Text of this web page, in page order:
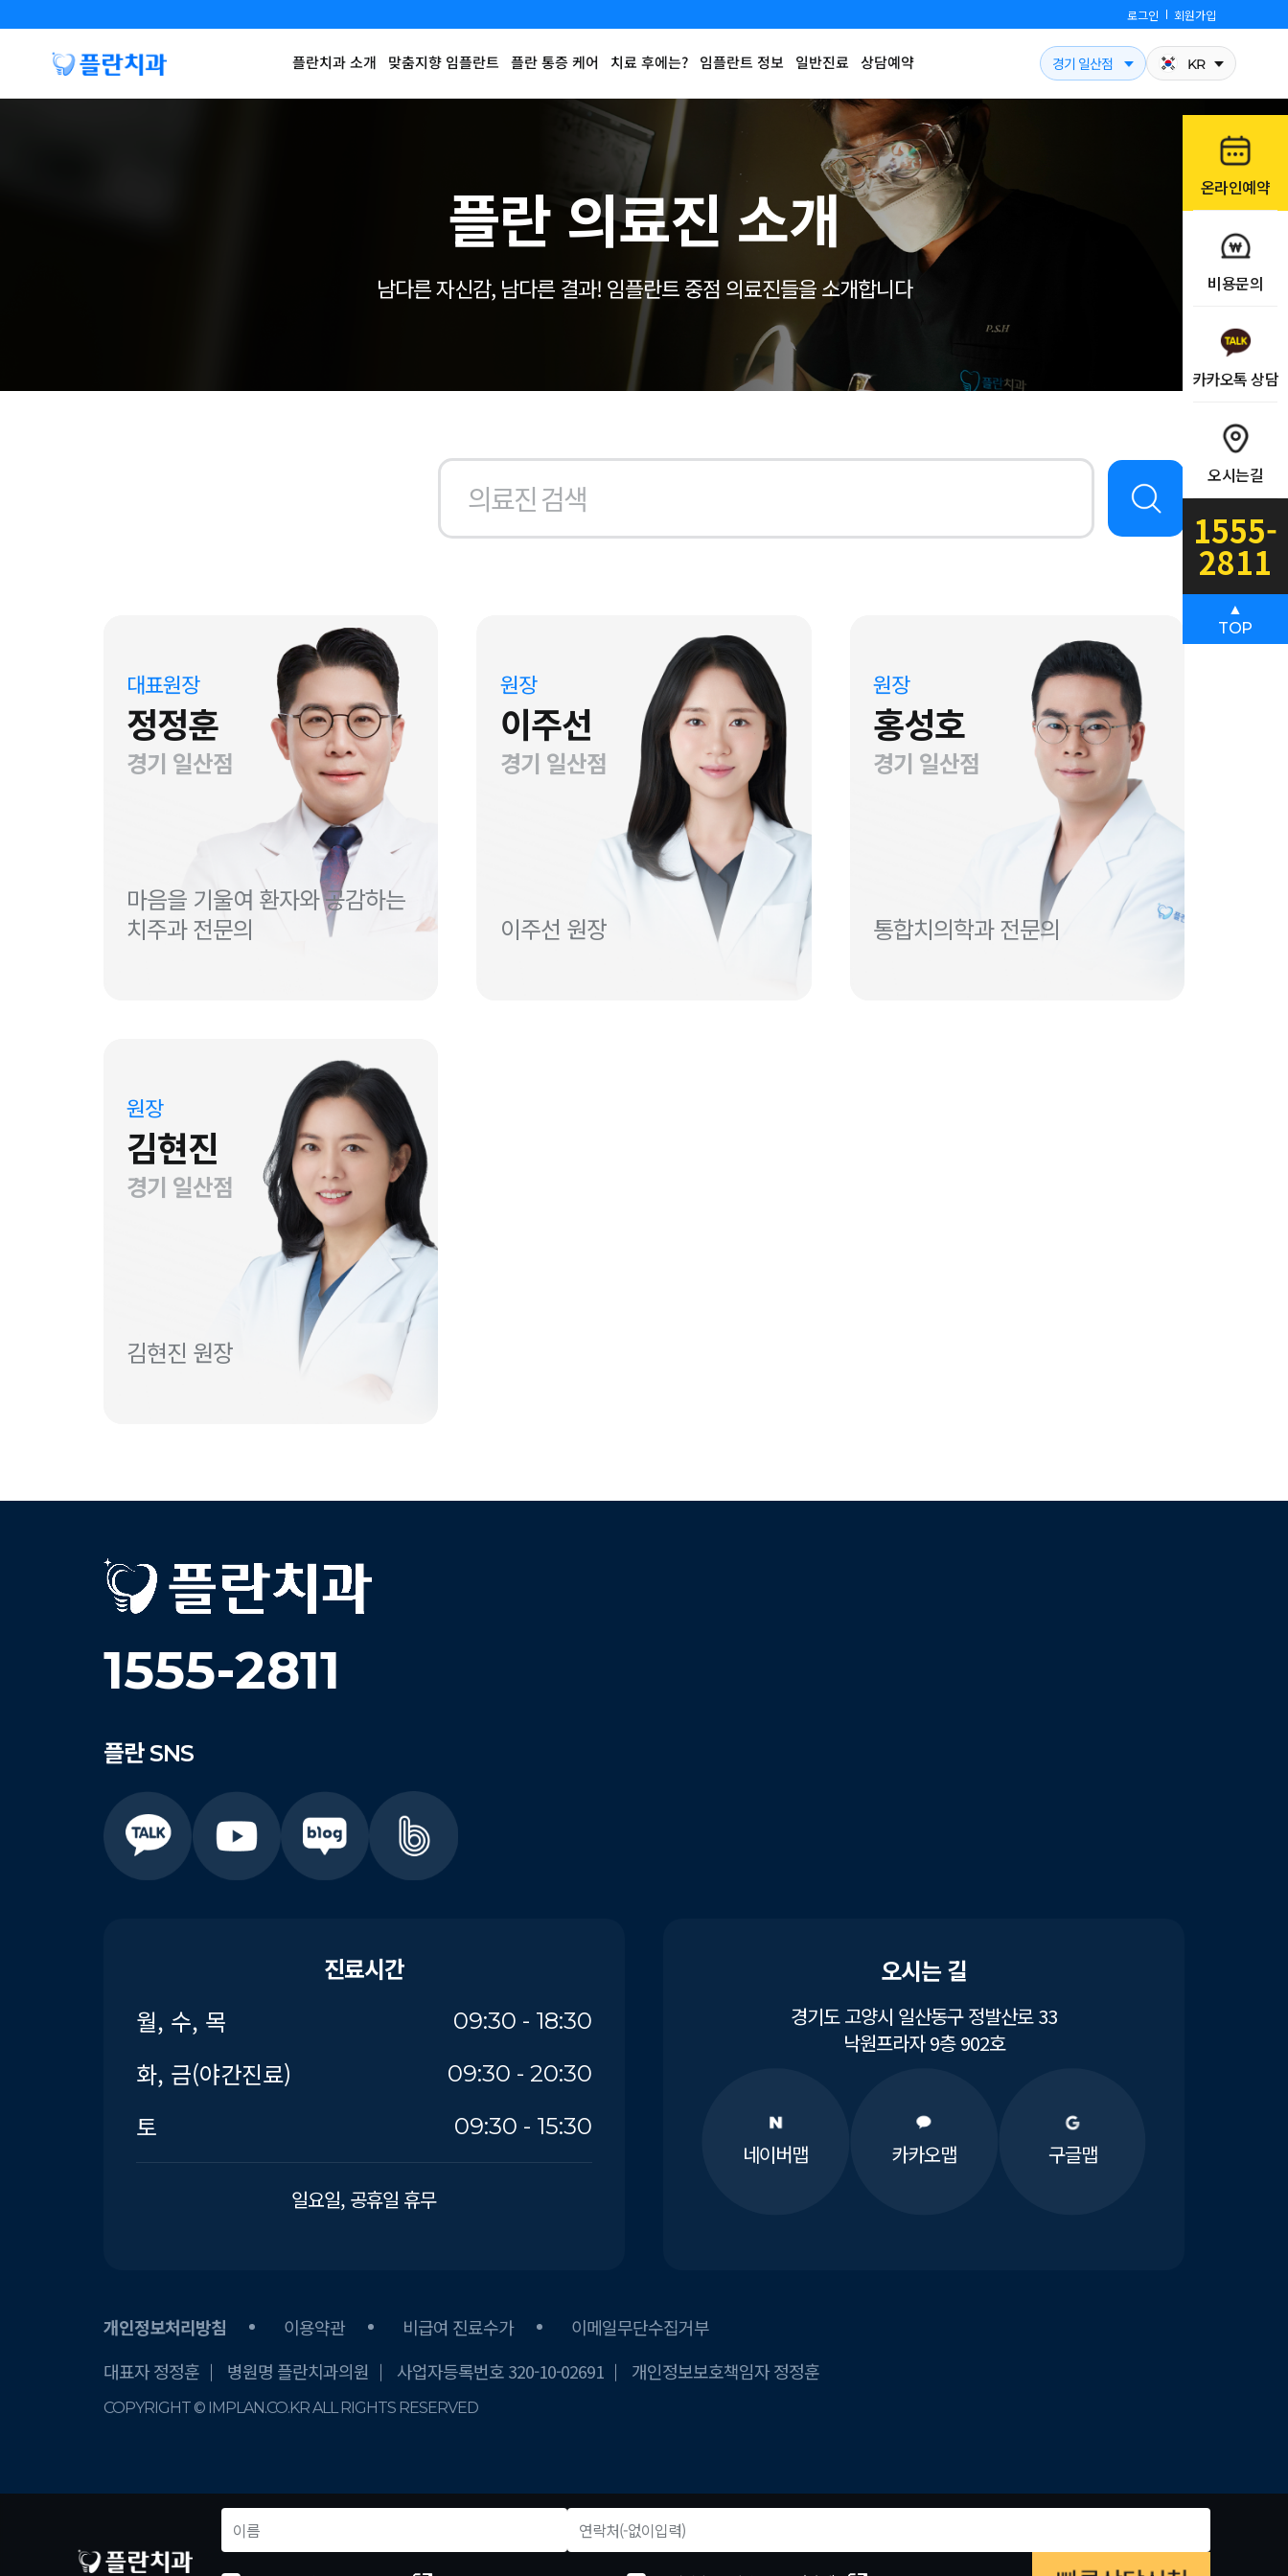
로그인 회원가입
플란치과 소개 맞춤지향 임플란트 플란 통증 케어 치료 후에는? 임플란트 정보 일반진료 상담예약 경기 일산점 KR
플란 의료진 소개
남다른 자신감, 남다른 결과! 임플란트 중점 의료진들을 소개합니다
대표원장
정정훈
경기 일산점
마음을 기울여 환자와 공감하는
치주과 전문의
원장
이주선
경기 일산점
이주선 원장
원장
홍성호
경기 일산점
통합치의학과 전문의
원장
김현진
경기 일산점
김현진 원장
1555-2811
플란SNS
진료시간
월, 수, 목
09:30 - 18:30
화, 금(야간진료) 09:30 - 20:30
토 09:30 - 15:30
일요일, 공휴일 휴무
오시는 길
경기도 고양시 일산동구 정발산로 33
낙원프라자 9층 902호
네이버맵 카카오맵 구글맵
개인정보처리방침 이용약관 비급여 진료수가
이메일무단수집거부
대표자 정정훈
병원명 플란치과의원 사업자등록번호 320-10-02691 개인정보보호책임자 정정훈
COPYRIGHT © IMPLAN.CO.KR ALL RIGHTS RESERVED
온라인예약
비용문의
카카오톡 상담
오시는길
1555-
2811
▲
TOP